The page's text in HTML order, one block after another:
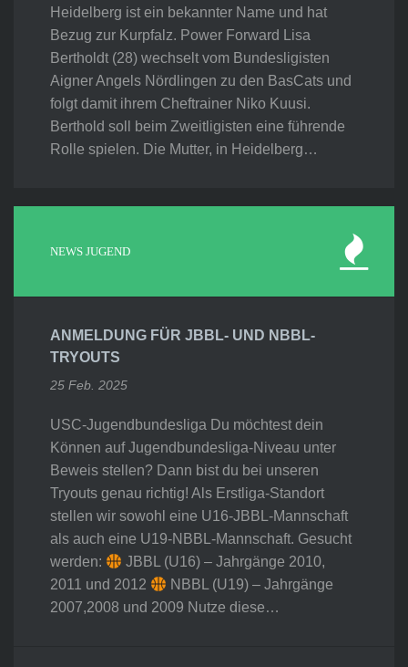
Heidelberg ist ein bekannter Name und hat
Bezug zur Kurpfalz. Power Forward Lisa
Bertholdt (28) wechselt vom Bundesligisten
Aigner Angels Nördlingen zu den BasCats und
folgt damit ihrem Cheftrainer Niko Kuusi.
Berthold soll beim Zweitligisten eine führende
Rolle spielen. Die Mutter, in Heidelberg…
NEWS JUGEND
ANMELDUNG FÜR JBBL- UND NBBL-
TRYOUTS
25 Feb. 2025
USC-Jugendbundesliga Du möchtest dein
Können auf Jugendbundesliga-Niveau unter
Beweis stellen? Dann bist du bei unseren
Tryouts genau richtig! Als Erstliga-Standort
stellen wir sowohl eine U16-JBBL-Mannschaft
als auch eine U19-NBBL-Mannschaft. Gesucht
werden:
JBBL (U16) – Jahrgänge 2010,
2011 und 2012
NBBL (U19) – Jahrgänge
2007,2008 und 2009 Nutze diese…